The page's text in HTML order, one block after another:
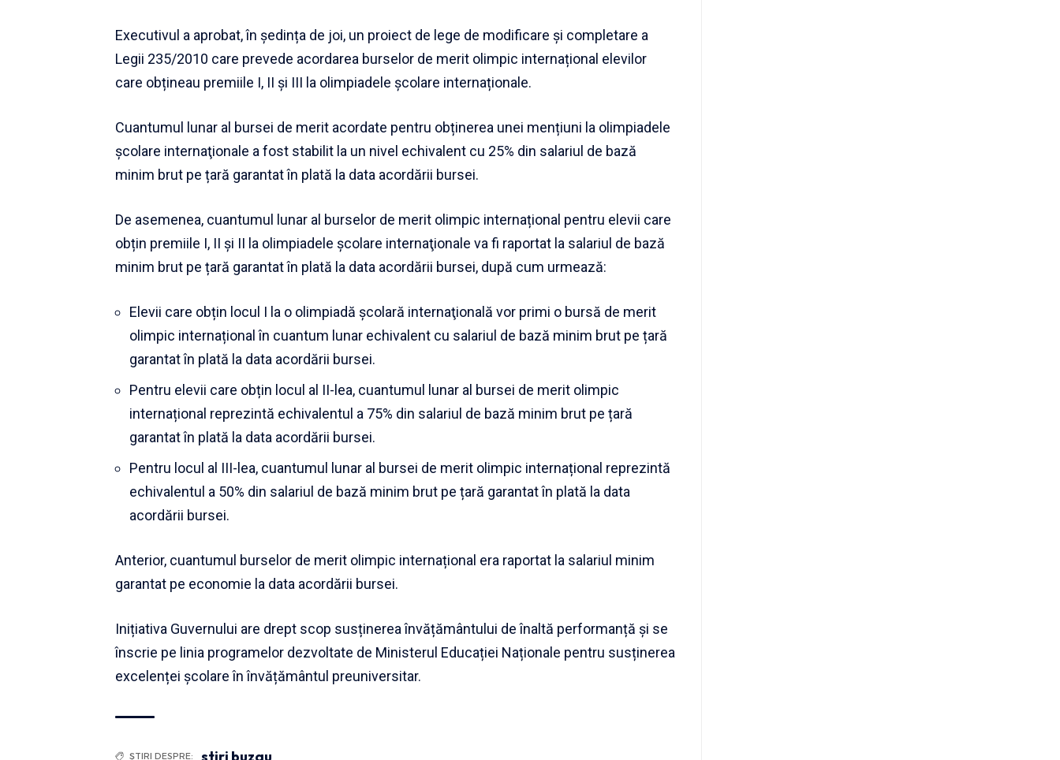
Executivul a aprobat, în ședința de joi, un proiect de lege de modificare și completare a
Legii 235/2010 care prevede acordarea burselor de merit olimpic internațional elevilor
care obțineau premiile I, II și III la olimpiadele școlare internaționale.
Cuantumul lunar al bursei de merit acordate pentru obținerea unei mențiuni la olimpiadele
şcolare internaţionale a fost stabilit la un nivel echivalent cu 25% din salariul de bază
minim brut pe țară garantat în plată la data acordării bursei.
De asemenea, cuantumul lunar al burselor de merit olimpic internațional pentru elevii care
obțin premiile I, II și II la olimpiadele şcolare internaţionale va fi raportat la salariul de bază
minim brut pe țară garantat în plată la data acordării bursei, după cum urmează:
Elevii care obțin locul I la o olimpiadă școlară internaţională vor primi o bursă de merit
olimpic internațional în cuantum lunar echivalent cu salariul de bază minim brut pe țară
garantat în plată la data acordării bursei.
Pentru elevii care obțin locul al II-lea, cuantumul lunar al bursei de merit olimpic
internațional reprezintă echivalentul a 75% din salariul de bază minim brut pe țară
garantat în plată la data acordării bursei.
Pentru locul al III-lea, cuantumul lunar al bursei de merit olimpic internațional reprezintă
echivalentul a 50% din salariul de bază minim brut pe țară garantat în plată la data
acordării bursei.
Anterior, cuantumul burselor de merit olimpic internațional era raportat la salariul minim
garantat pe economie la data acordării bursei.
Inițiativa Guvernului are drept scop susținerea învățământului de înaltă performanță și se
înscrie pe linia programelor dezvoltate de Ministerul Educației Naționale pentru susținerea
excelenței şcolare în învățământul preuniversitar.
ȘTIRI DESPRE: